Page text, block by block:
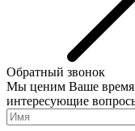
Обратный звонок
Мы ценим Ваше время
интересующие